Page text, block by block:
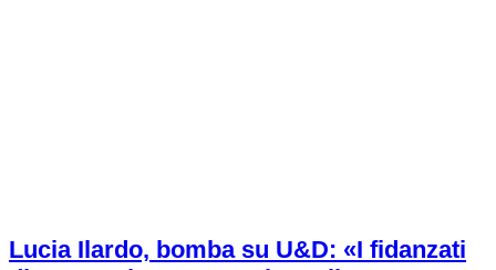
Lucia Ilardo, bomba su U&D: «I fidanzati